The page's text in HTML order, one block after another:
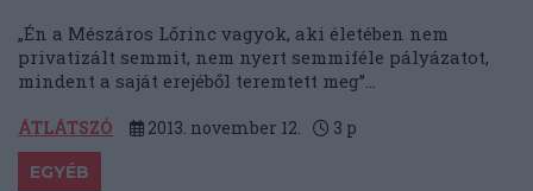
„Én a Mészáros Lőrinc vagyok, aki életében nem
privatizált semmit, nem nyert semmiféle pályázatot,
mindent a saját erejéből teremtett meg”...
ÁTLÁTSZÓ 2013. november 12. 3 p
EGYÉB